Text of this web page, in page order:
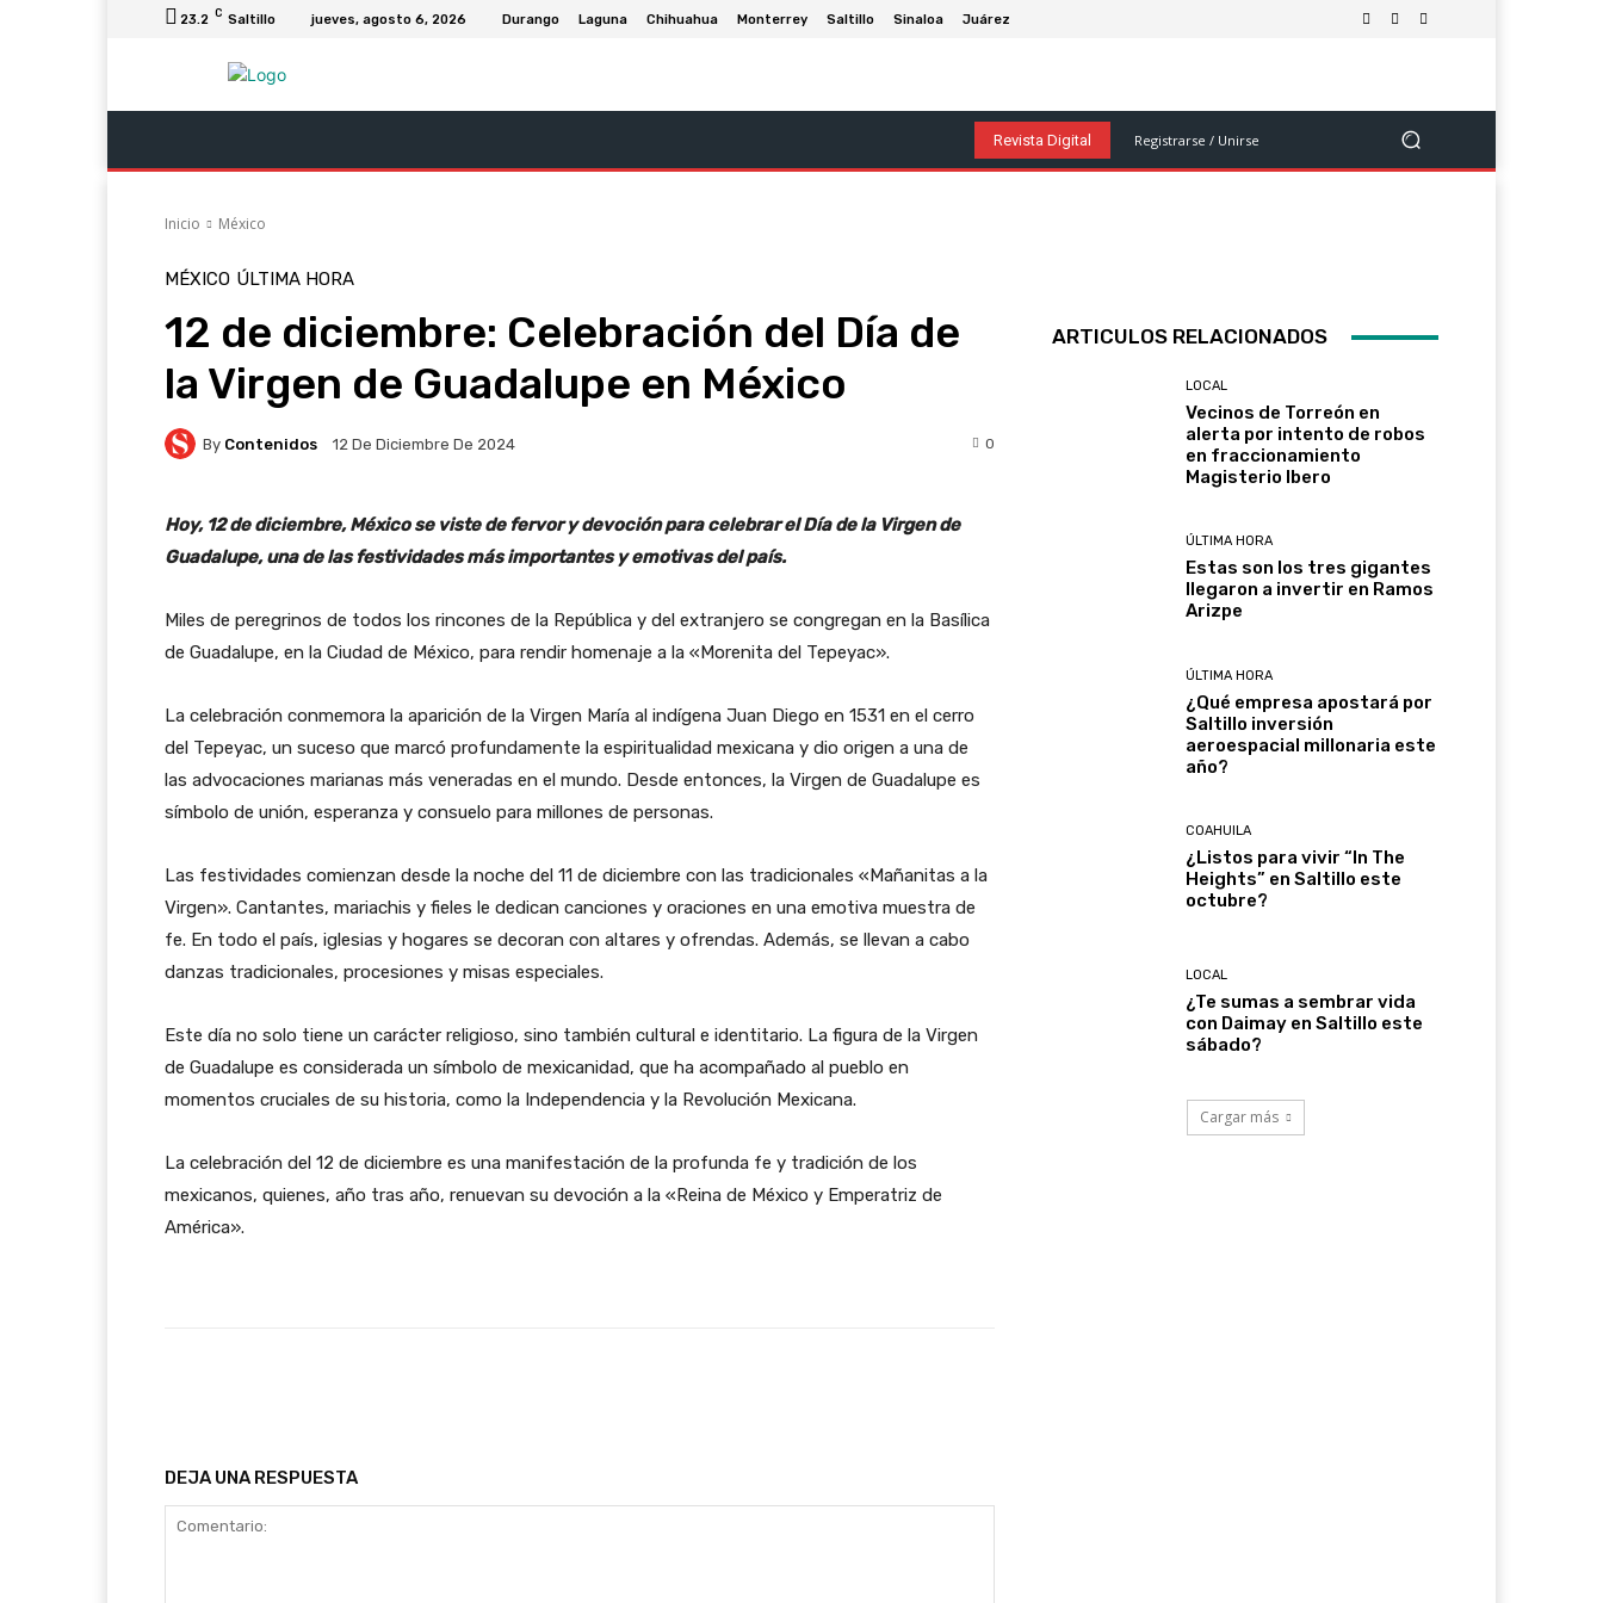
23.2 C Saltillo jueves, agosto 6, 2026 Durango Laguna Chihuahua Monterrey Saltillo Sinaloa Juárez
Economía Política Salud Y Bienestar Ciencia Y Tecnología
Revista Digital Registrarse / Unirse
Inicio México
MÉXICO ÚLTIMA HORA
12 de diciembre: Celebración del Día de
la Virgen de Guadalupe en México
By Contenidos 12 De Diciembre De 2024 0
Hoy, 12 de diciembre, México se viste de fervor y devoción para celebrar el Día de la Virgen de
Guadalupe, una de las festividades más importantes y emotivas del país.
Miles de peregrinos de todos los rincones de la República y del extranjero se congregan en la Basílica
de Guadalupe, en la Ciudad de México, para rendir homenaje a la «Morenita del Tepeyac».
La celebración conmemora la aparición de la Virgen María al indígena Juan Diego en 1531 en el cerro
del Tepeyac, un suceso que marcó profundamente la espiritualidad mexicana y dio origen a una de
las advocaciones marianas más veneradas en el mundo. Desde entonces, la Virgen de Guadalupe es
símbolo de unión, esperanza y consuelo para millones de personas.
Las festividades comienzan desde la noche del 11 de diciembre con las tradicionales «Mañanitas a la
Virgen». Cantantes, mariachis y fieles le dedican canciones y oraciones en una emotiva muestra de
fe. En todo el país, iglesias y hogares se decoran con altares y ofrendas. Además, se llevan a cabo
danzas tradicionales, procesiones y misas especiales.
Este día no solo tiene un carácter religioso, sino también cultural e identitario. La figura de la Virgen
de Guadalupe es considerada un símbolo de mexicanidad, que ha acompañado al pueblo en
momentos cruciales de su historia, como la Independencia y la Revolución Mexicana.
La celebración del 12 de diciembre es una manifestación de la profunda fe y tradición de los
mexicanos, quienes, año tras año, renuevan su devoción a la «Reina de México y Emperatriz de
América».
DEJA UNA RESPUESTA
ARTICULOS RELACIONADOS
LOCAL
Vecinos de Torreón en
alerta por intento de robos
en fraccionamiento
Magisterio Ibero
ÚLTIMA HORA
Estas son los tres gigantes
llegaron a invertir en Ramos
Arizpe
ÚLTIMA HORA
¿Qué empresa apostará por
Saltillo inversión
aeroespacial millonaria este
año?
COAHUILA
¿Listos para vivir “In The
Heights” en Saltillo este
octubre?
LOCAL
¿Te sumas a sembrar vida
con Daimay en Saltillo este
sábado?
Cargar más